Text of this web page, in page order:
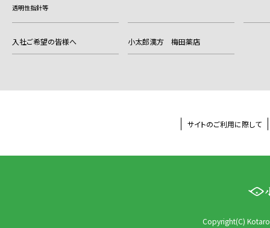
透明性指針等
入社ご希望の皆様へ 小太郎漢方 梅田薬店
サイトのご利用に際して
Copyright(C)